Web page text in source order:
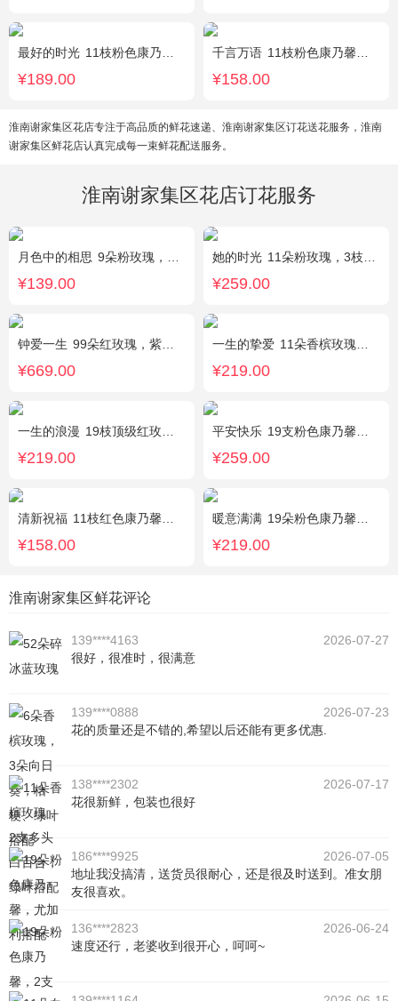
最好的时光 11枝粉色康乃馨，2枝粉色多头香水百合，栀子叶适量
¥189.00
千言万语 11枝粉色康乃馨，栀子叶间插丰满
¥158.00
淮南谢家集区花店专注于高品质的鲜花速递、淮南谢家集区订花送花服务，淮南
谢家集区鲜花店认真完成每一束鲜花配送服务。
淮南谢家集区花店订花服务
月色中的相思 9朵粉玫瑰，配满天星，绿叶
¥139.00
她的时光 11朵粉玫瑰，3枝白色多头百合，白色洋桔梗
¥259.00
钟爱一生 99朵红玫瑰，紫色勿忘我围边
¥669.00
一生的挚爱 11朵香槟玫瑰，搭配适量叶上黄金，随机赠送一个小熊。
¥219.00
一生的浪漫 19枝顶级红玫瑰(长柄)紧密居中，外围满天星丰满环绕。
¥219.00
平安快乐 19支粉色康乃馨，2支白色多头百合，搭配适量叶上黄金。
¥259.00
清新祝福 11枝红色康乃馨，搭配黄莺栀子叶适量
¥158.00
暖意满满 19朵粉色康乃馨，搭配相思梅、黄莺穿插点缀。
¥219.00
淮南谢家集区鲜花评论
139****4163
2026-07-27
很好，很准时，很满意
139****0888
2026-07-23
花的质量还是不错的,希望以后还能有更多优惠.
138****2302
2026-07-17
花很新鲜，包装也很好
186****9925
2026-07-05
地址我没搞清，送货员很耐心，还是很及时送到。准女朋
友很喜欢。
136****2823
2026-06-24
速度还行，老婆收到很开心，呵呵~